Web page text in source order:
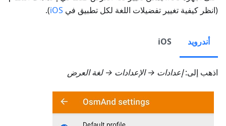
(انظر كيفية تغيير تفضيلات اللغة لكل تطبيق في iOS
).
أندرويد iOS
اذهب إلى:إعدادات → الإعدادات → لغة العرض